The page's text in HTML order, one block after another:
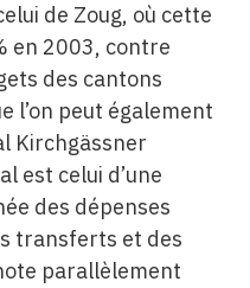
de Zoug, où cette
en 2003, contre
des cantons
l’on peut également
Kirchgässner
est celui d’une
des dépenses
transferts et des
parallèlement